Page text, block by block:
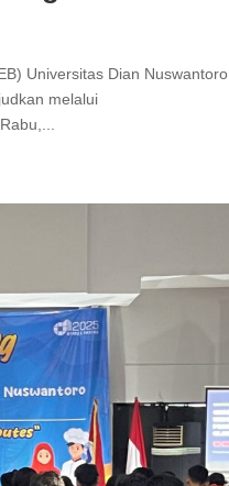
Universitas Dian Nuswantoro
melalui